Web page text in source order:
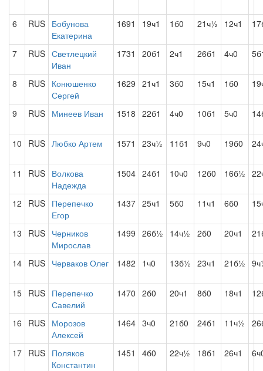
6 RUS Бобунова
Екатерина
1691 19ч1 1б0 21ч½ 12ч1
7 RUS Светлецкий
Иван
1731 20б1 2ч1 26б1 4ч0
8 RUS Конюшенко
Сергей
1629 21ч1 3б0 15ч1 1б0
9 RUS Минеев Иван 1518 22б1 4ч0 10б1 5ч0
10 RUS Любко Артем 1571 23ч½ 11б1 9ч0 19б0
11 RUS Волкова
Надежда
1504 24б1 10ч0 12б0 16б½
12 RUS Перепечко
Егор
1437 25ч1 5б0 11ч1 6б0
13 RUS Черников
Мирослав
1499 26б½ 14ч½ 2б0 20ч1
14 RUS Черваков Олег 1482 1ч0 13б½ 23ч1 21б½
15 RUS Перепечко
Савелий
1470 2б0 20ч1 8б0 18ч1
16 RUS Морозов
Алексей
1464 3ч0 21б0 24б1 11ч½
17 RUS Поляков
Константин
1451 4б0 22ч½ 18б1 26ч1